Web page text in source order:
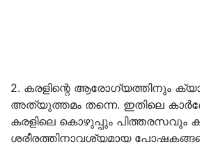
2. കരളിന്റെ ആരോഗ്യത്തിനും
അത്യുത്തമം തന്നെ. ഇതിലെ
കരളിലെ കൊഴുപ്പും പിത്തരസവും
ശരീരത്തിനാവശ്യമായ